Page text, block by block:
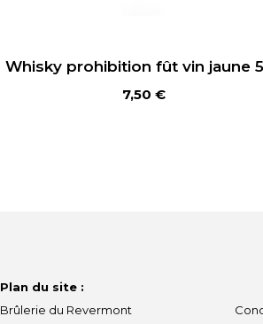
Whisky prohibition fût vin jaune
7,50 €
Plan du site :
Brûlerie du Revermont